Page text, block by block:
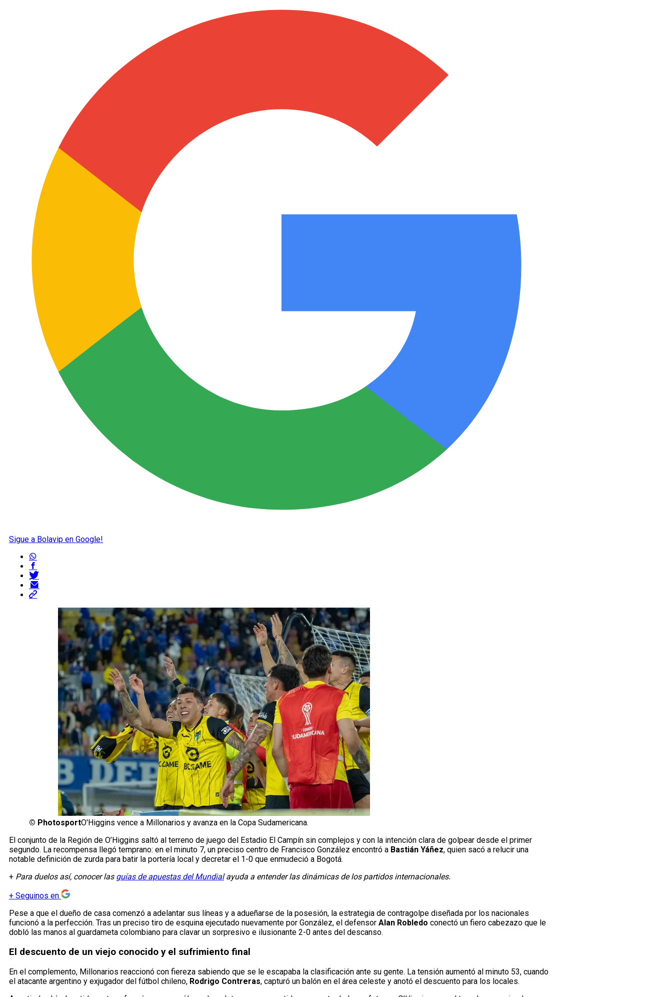
Sigue a Bolavip en Google!
© PhotosportO'Higgins vence a Millonarios y avanza en la Copa Sudamericana.
El conjunto de la Región de O’Higgins saltó al terreno de juego del Estadio El Campín sin complejos y con la intención clara de golpear desde el primer
segundo. La recompensa llegó temprano: en el minuto 7, un preciso centro de Francisco González encontró a Bastián Yáñez, quien sacó a relucir una
notable definición de zurda para batir la portería local y decretar el 1-0 que enmudeció a Bogotá.
+ Para duelos así, conocer las guías de apuestas del Mundialayuda a entender las dinámicas de los partidos internacionales.
+ Seguinos en
Pese a que el dueño de casa comenzó a adelantar sus líneas y a adueñarse de la posesión, la estrategia de contragolpe diseñada por los nacionales
funcionó a la perfección. Tras un preciso tiro de esquina ejecutado nuevamente por González, el defensor Alan Robledo conectó un fiero cabezazo que le
dobló las manos al guardameta colombiano para clavar un sorpresivo e ilusionante 2-0 antes del descanso.
El descuento de un viejo conocido y el sufrimiento final
En el complemento, Millonarios reaccionó con fiereza sabiendo que se le escapaba la clasificación ante su gente. La tensión aumentó al minuto 53, cuando
el atacante argentino y exjugador del fútbol chileno, Rodrigo Contreras, capturó un balón en el área celeste y anotó el descuento para los locales.